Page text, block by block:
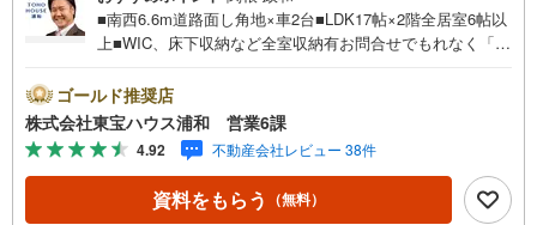
■南西6.6m道路面し角地×車2台■LDK17帖×2階全居室6帖以
上■WIC、床下収納など全室収納有お問合せでもれなく「住
無休）こちらの時間帯はお電話でのお問い合わせがスムー
ズにご案内できますぜひお気軽にご連絡下さい！東宝ハウ
スライフソリューションズグループ 東宝ハウス浦和 特
別提携金利〔一例〕東宝ハウス浦和の住宅ローン■変動金利
全期間引下げプラン⇒住宅ローン金利優遇割の最大適用
《0.89％》と某信用金庫金利1.275％の比較借入金4000万円
ゴールド推奨店
株式会社東宝ハウス浦和 営業6課
4.92 不動産会社レビュー 38件
資料をもらう （無料）